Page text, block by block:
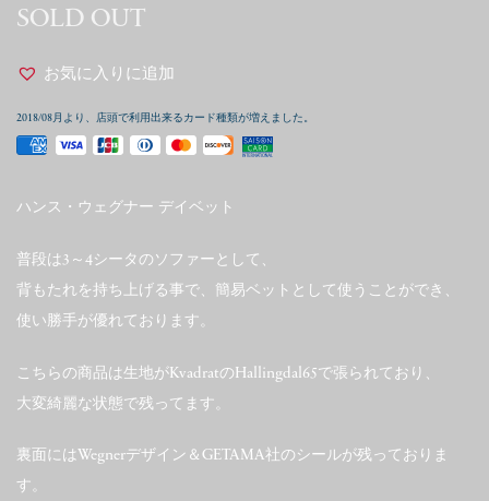
SOLD OUT
お気に入りに追加
2018/08月より、店頭で利用出来るカード種類が増えました。
ハンス・ウェグナー デイベット
普段は3～4シータのソファーとして、
背もたれを持ち上げる事で、簡易ベットとして使うことができ、
使い勝手が優れております。
こちらの商品は生地がKvadratのHallingdal65で張られており、
大変綺麗な状態で残ってます。
裏面にはWegnerデザイン＆GETAMA社のシールが残っておりま
す。